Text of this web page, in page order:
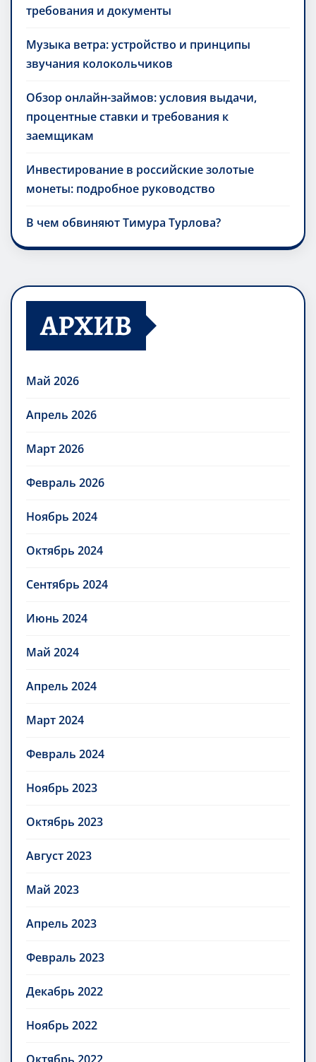
требования и документы
Музыка ветра: устройство и принципы
звучания колокольчиков
Обзор онлайн-займов: условия выдачи,
процентные ставки и требования к
заемщикам
Инвестирование в российские золотые
монеты: подробное руководство
В чем обвиняют Тимура Турлова?
АРХИВ
Май 2026
Апрель 2026
Март 2026
Февраль 2026
Ноябрь 2024
Октябрь 2024
Сентябрь 2024
Июнь 2024
Май 2024
Апрель 2024
Март 2024
Февраль 2024
Ноябрь 2023
Октябрь 2023
Август 2023
Май 2023
Апрель 2023
Февраль 2023
Декабрь 2022
Ноябрь 2022